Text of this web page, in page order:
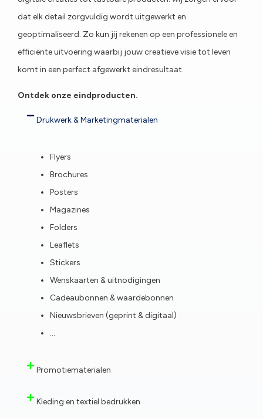
dat elk detail zorgvuldig wordt uitgewerkt en
geoptimaliseerd. Zo kun jij rekenen op een professionele en
efficiënte uitvoering waarbij jouw creatieve visie tot leven
komt in een perfect afgewerkt eindresultaat.
Ontdek onze eindproducten.
Drukwerk & Marketingmaterialen
Flyers
Brochures
Posters
Magazines
Folders
Leaflets
Stickers
Wenskaarten & uitnodigingen
Cadeaubonnen & waardebonnen
Nieuwsbrieven (geprint & digitaal)
…
Promotiematerialen
Kleding en textiel bedrukken